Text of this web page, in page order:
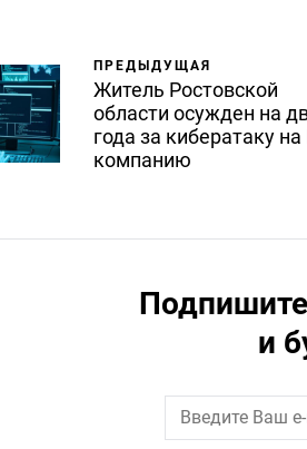
ПРЕДЫДУЩАЯ
Житель Ростовской
области осужден на
года за кибератаку на
компанию
и